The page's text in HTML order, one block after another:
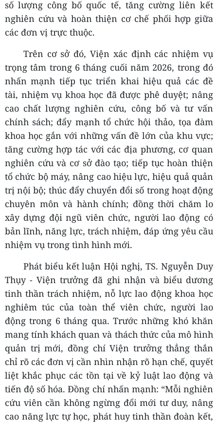
số lượng công bố quốc tế, tăng cường liên kết
nghiên cứu và hoàn thiện cơ chế phối hợp giữa
các đơn vị trực thuộc.
Trên cơ sở đó, Viện xác định các nhiệm vụ
trọng tâm trong 6 tháng cuối năm 2026, trong đó
nhấn mạnh tiếp tục triển khai hiệu quả các đề
tài, nhiệm vụ khoa học đã được phê duyệt; nâng
cao chất lượng nghiên cứu, công bố và tư vấn
chính sách; đẩy mạnh tổ chức hội thảo, tọa đàm
khoa học gắn với những vấn đề lớn của khu vực;
tăng cường hợp tác với các địa phương, cơ quan
nghiên cứu và cơ sở đào tạo; tiếp tục hoàn thiện
tổ chức bộ máy, nâng cao hiệu lực, hiệu quả quản
trị nội bộ; thúc đẩy chuyển đổi số trong hoạt động
chuyên môn và hành chính; đồng thời chăm lo
xây dựng đội ngũ viên chức, người lao động có
bản lĩnh, năng lực, trách nhiệm, đáp ứng yêu cầu
nhiệm vụ trong tình hình mới.
Phát biểu kết luận Hội nghị, TS. Nguyễn Duy
Thụy - Viện trưởng đã ghi nhận và biểu dương
tinh thần trách nhiệm, nỗ lực lao động khoa học
nghiêm túc của toàn thể viên chức, người lao
động trong 6 tháng qua. Trước những khó khăn
mang tính khách quan và thách thức của mô hình
quản trị mới, đồng chí Viện trưởng thẳng thắn
chỉ rõ các đơn vị cần nhìn nhận rõ hạn chế, quyết
liệt khắc phục các tồn tại về kỷ luật lao động và
tiến độ số hóa. Đồng chí nhấn mạnh: “Mỗi nghiên
cứu viên cần không ngừng đổi mới tư duy, nâng
cao năng lực tự học, phát huy tinh thần đoàn kết,